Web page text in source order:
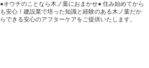
●オウチのことなら木ノ葉におまかせ● 住み始めてから
も安心！建設業で培った知識と経験のある木ノ葉だか
らできる安心のアフターケアをご提供いたします。